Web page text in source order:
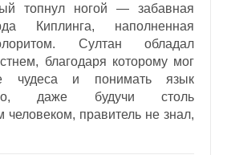
топнул ногой — забавная
Киплинга, наполненная
Султан обладал
благодаря которому мог
чудеса и понимать язык
даже будучи столь
человеком, правитель не знал,